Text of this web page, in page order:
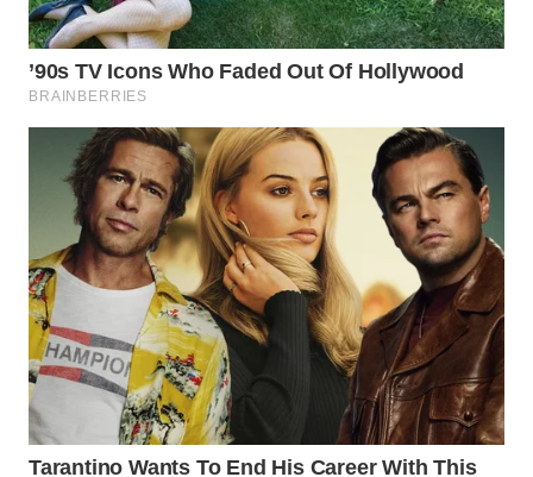
WN
KEPULAUAN
SERIBU
WN
TANGERANG
WN
BINJAI
CIREBON